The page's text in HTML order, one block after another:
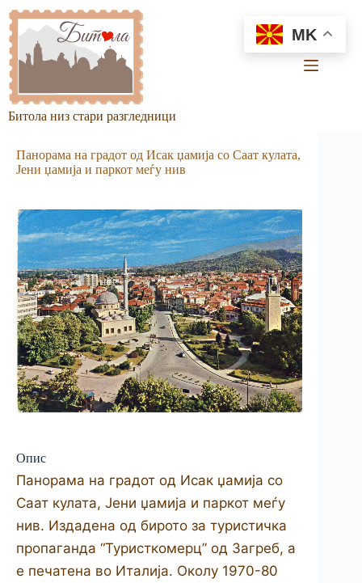
content
Битола низ стари разгледници
Панорама на градот од Исак џамија со Саат кулата,
Јени џамија и паркот меѓу нив
Опис
Панорама на градот од Исак џамија со
Саат кулата, Јени џамија и паркот меѓу
нив. Издадена од бирото за туристичка
пропаганда “Туристкомерц” од Загреб, а
е печатена во Италија. Околу 1970-80
MK